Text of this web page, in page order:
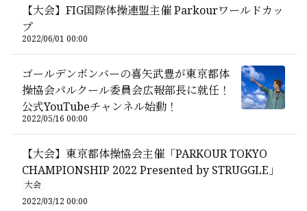
【大会】FIG国際体操連盟主催 Parkourワールドカッ
プ
2022/06/01 00:00
ゴールデンボンバーの喜矢武豊が東京都体
操協会パルクール委員会広報部長に就任！
公式YouTubeチャンネル始動！
2022/05/16 00:00
【大会】東京都体操協会主催「PARKOUR TOKYO
CHAMPIONSHIP 2022 Presented by STRUGGLE」
大会
2022/03/12 00:00